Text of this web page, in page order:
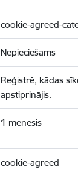
cookie-agreed-
Nepieciešams
Reģistrē, kādas
apstiprinājis.
1 mēnesis
cookie-agreed